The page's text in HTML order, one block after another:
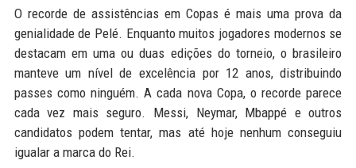
O recorde de assistências em Copas é mais uma prova da
genialidade de Pelé. Enquanto muitos jogadores modernos se
destacam em uma ou duas edições do torneio, o brasileiro
manteve um nível de excelência por 12 anos, distribuindo
passes como ninguém. A cada nova Copa, o recorde parece
cada vez mais seguro. Messi, Neymar, Mbappé e outros
candidatos podem tentar, mas até hoje nenhum conseguiu
igualar a marca do Rei.